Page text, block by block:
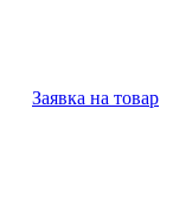
Заявка на товар